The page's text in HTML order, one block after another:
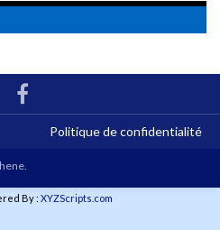
Politique de confidentialité
.
By : XYZScripts.com